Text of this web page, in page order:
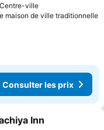
ville
maison de ville traditionnelle
Consulter les prix
mes favoris
Inn